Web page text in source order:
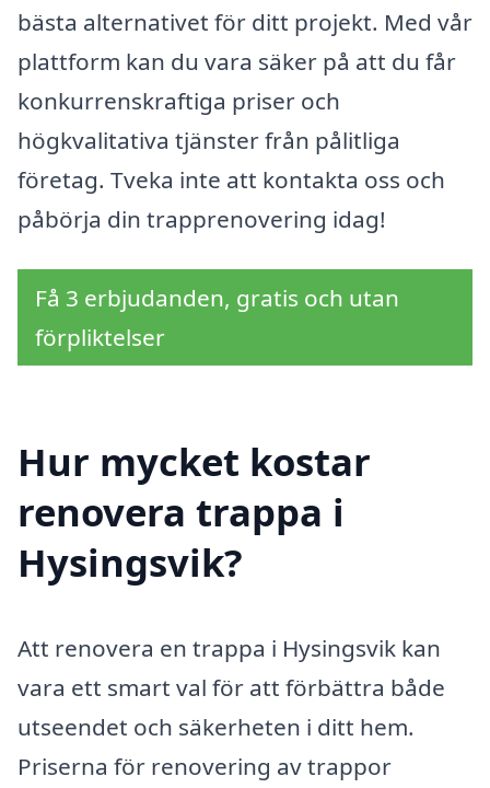
bästa alternativet för ditt projekt. Med vår
plattform kan du vara säker på att du får
konkurrenskraftiga priser och
högkvalitativa tjänster från pålitliga
företag. Tveka inte att kontakta oss och
påbörja din trapprenovering idag!
Få 3 erbjudanden, gratis och utan
förpliktelser
Hur mycket kostar
renovera trappa i
Hysingsvik?
Att renovera en trappa i Hysingsvik kan
vara ett smart val för att förbättra både
utseendet och säkerheten i ditt hem.
Priserna för renovering av trappor